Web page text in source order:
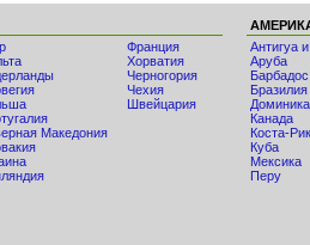
Македония
Франция
Хорватия
Черногория
Чехия
Швейцария
Антигуа
Аруба
Барбадос
Бразилия
Канада
Коста-
Куба
Мексика
Перу